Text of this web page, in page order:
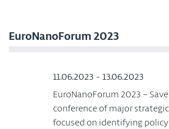
EuroNanoForum 2023
11.06.2023 - 13.06.2023
EuroNanoForum 2023 –
conference of major
focused on identifying